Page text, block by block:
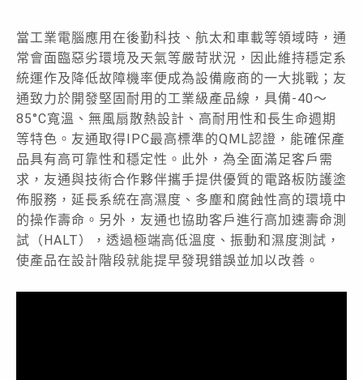
當工業電腦應用在後勤科技、航太和車載等領域時，通
常會面臨惡劣環境及天氣等嚴苛狀況，因此維持穩定系
統運作及降低故障機率便成為設備廠商的一大挑戰；友
通致力於開發堅固耐用的工業級產品線，具備-40〜
85°C寬溫、無風扇散熱設計、高耐用性和長生命週期
等特色。友通取得IPC最高標準的QML認證，能確保產
品具有高可靠性和穩定性。此外，為全面滿足客戶需
求，友通與技術合作夥伴攜手提供優質的電路板防護塗
佈服務，延長系統在高濕度、多塵和腐蝕性高的環境中
的操作壽命。另外，友通也協助客戶進行高加速壽命測
試（HALT），透過極端高低溫度、振動和濕度測試，
使產品在設計階段就能提早發現錯誤並加以改善。